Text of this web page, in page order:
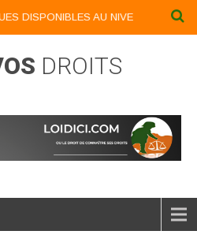
DISPONIBLES AU NIVEAU DU
DROITS